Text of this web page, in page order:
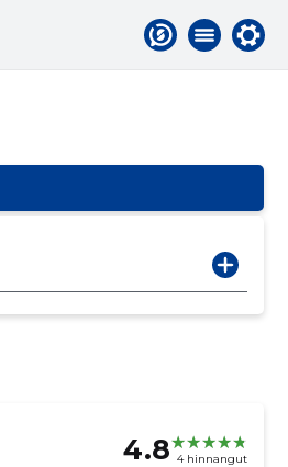
4.8 4 hinnangut